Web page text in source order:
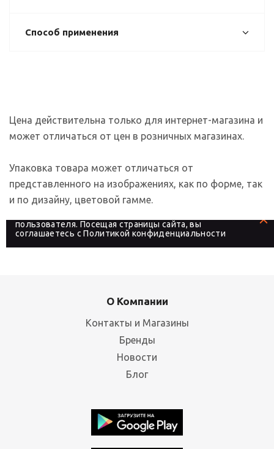
Способ применения
Цена действительна только для интернет-магазина и
может отличаться от цен в розничных магазинах.
Упаковка товара может отличаться от
представленного на изображениях, как по форме, так
и по дизайну, цветовой гамме.
На сайте используются файлы cookies, которые его
пользователя. Посещая страницы сайта, вы
соглашаетесь сПолитикой конфиденциальности
О Компании
Контакты и Магазины
Бренды
Новости
Блог